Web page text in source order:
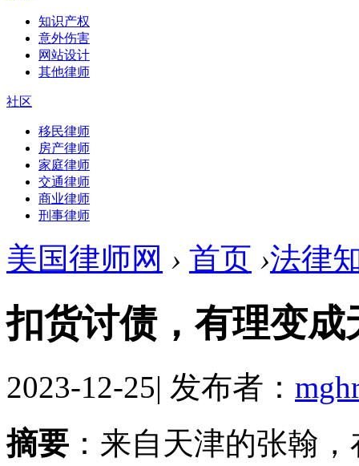
知识产权
意外伤害
网站设计
其他律师
社区
移民律师
房产律师
家庭律师
交通律师
商业律师
刑事律师
美国律师网 › 首页 ›法律
扣货讨债，有理变成
2023-12-25| 发布者：
摘要 ：来自天津的张翰